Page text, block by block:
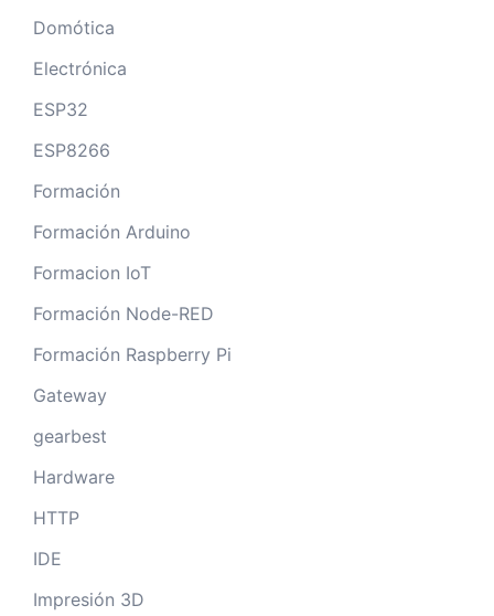
Domótica
Electrónica
ESP32
ESP8266
Formación
Formación Arduino
Formacion IoT
Formación Node-RED
Formación Raspberry Pi
Gateway
gearbest
Hardware
HTTP
IDE
Impresión 3D